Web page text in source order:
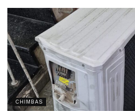
CHIMBAS